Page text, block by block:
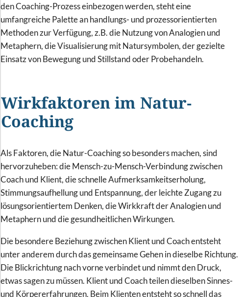
den Coaching-Prozess einbezogen werden, steht eine
umfangreiche Palette an handlungs- und prozessorientierten
Methoden zur Verfügung, z.B. die Nutzung von Analogien und
Metaphern, die Visualisierung mit Natursymbolen, der gezielte
Einsatz von Bewegung und Stillstand oder Probehandeln.
Wirkfaktoren im Natur-
Coaching
Als Faktoren, die Natur-Coaching so besonders machen, sind
hervorzuheben: die Mensch-zu-Mensch-Verbindung zwischen
Coach und Klient, die schnelle Aufmerksamkeitserholung,
Stimmungsaufhellung und Entspannung, der leichte Zugang zu
lösungsorientiertem Denken, die Wirkkraft der Analogien und
Metaphern und die gesundheitlichen Wirkungen.
Die besondere Beziehung zwischen Klient und Coach entsteht
unter anderem durch das gemeinsame Gehen in dieselbe Richtung.
Die Blickrichtung nach vorne verbindet und nimmt den Druck,
etwas sagen zu müssen. Klient und Coach teilen dieselben Sinnes-
und Körpererfahrungen. Beim Klienten entsteht so schnell das